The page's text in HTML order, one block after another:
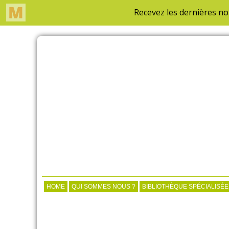
HOME QUI SOMMES NOUS ? BIBLIOTHÈQUE SPÉCIALISÉE